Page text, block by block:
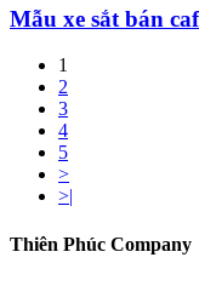
Mẫu xe sắt bán
1
2
3
4
5
>
>|
Thiên Phúc Company